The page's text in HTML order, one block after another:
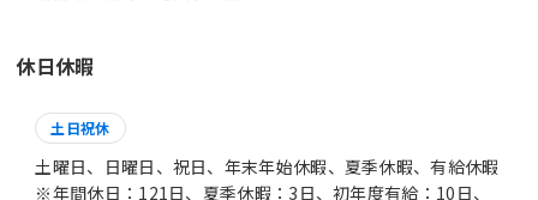
休日休暇
土日祝休
土曜日、日曜日、祝日、年末年始休暇、夏季休暇、有給休暇
※年間休日：121日、夏季休暇：3日、初年度有給：10日、